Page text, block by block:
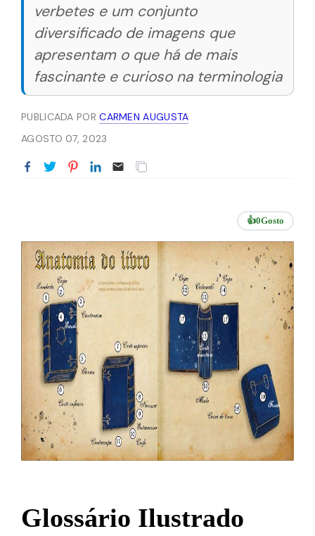
verbetes e um conjunto
diversificado de imagens que
apresentam o que há de mais
fascinante e curioso na terminologia
PUBLICADA PORCARMEN AUGUSTA
AGOSTO 07, 2023
👍0Gosto
Glossário Ilustrado